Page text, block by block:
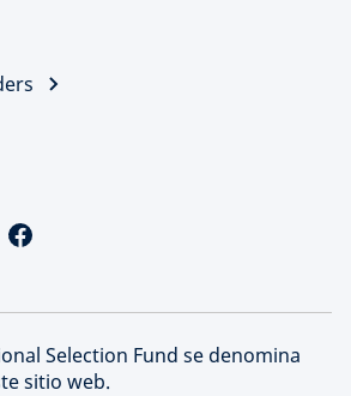
Selection Fund se denomina
sitio web.